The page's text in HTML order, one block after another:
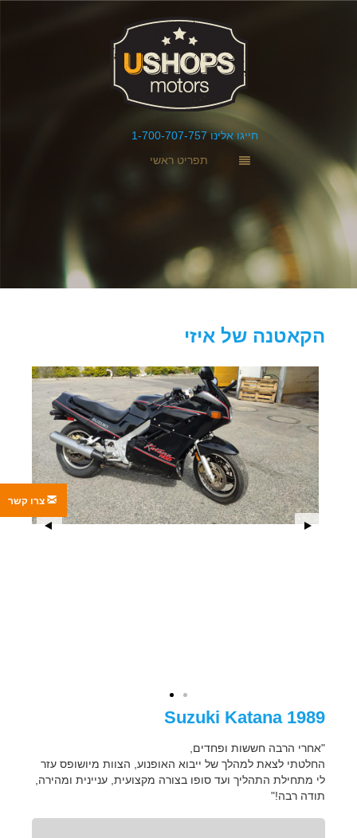
חייגו אלינו 1-700-707-757
תפריט ראשי
הקאטנה של איזי
1989 Suzuki Katana
"אחרי הרבה חששות ופחדים,
החלטתי לצאת למהלך של ייבוא האופנוע, הצוות מיושופס עזר
לי מתחילת התהליך ועד סופו בצורה מקצועית, עניינית ומהירה,
תודה רבה!"
צרו קשר